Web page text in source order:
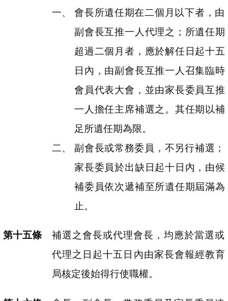
會長所遺任期在二個月以下者，由
副會長互推一人代理之；所遺任期
超過二個月者，應於解任日起十五
日內，由副會長互推一人召集臨時
會員代表大會，並由家長委員互推
一人擔任主席補選之。其任期以補
足所遺任期為限。
副會長或常務委員，不另行補選；
家長委員於出缺日起十日內，由候
補委員依次遞補至所遺任期屆滿為
止。
補選之會長或代理會長，均應於當選或
代理之日起十五日內由家長會報經教育
局核定後始得行使職權。